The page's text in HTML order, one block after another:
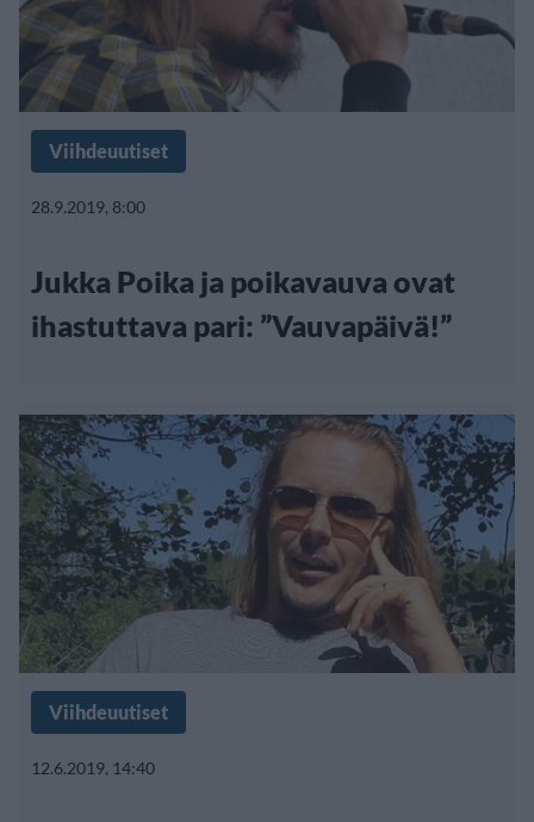
Viihdeuutiset
28.9.2019, 8:00
Jukka Poika ja poikavauva ovat
ihastuttava pari: ”Vauvapäivä!”
Viihdeuutiset
12.6.2019, 14:40